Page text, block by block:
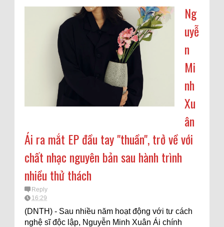
Ng
uyễ
n
Mi
nh
Xu
ân
Ái ra mắt EP đầu tay "thuần", trở về với
chất nhạc nguyên bản sau hành trình
nhiều thử thách
Reply
16:29
(DNTH) - Sau nhiều năm hoạt động với tư cách
nghệ sĩ độc lập, Nguyễn Minh Xuân Ái chính